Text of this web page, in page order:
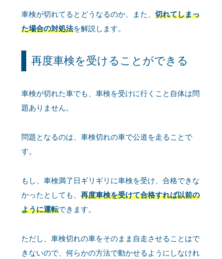
車検が切れてるとどうなるのか、また、 切れてしまっ
た場合の対処法を解説します。
再度車検を受けることができる
車検が切れた車でも、車検を受けに行くこと自体は問
題ありません。
問題となるのは、車検切れの車で公道を走ることで
す。
もし、車検満了日ギリギリに車検を受け、合格できな
かったとしても、 再度車検を受けて合格すれば以前の
ように運転できます。
ただし、車検切れの車をそのまま自走させることはで
きないので、何らかの方法で動かせるようにしなけれ